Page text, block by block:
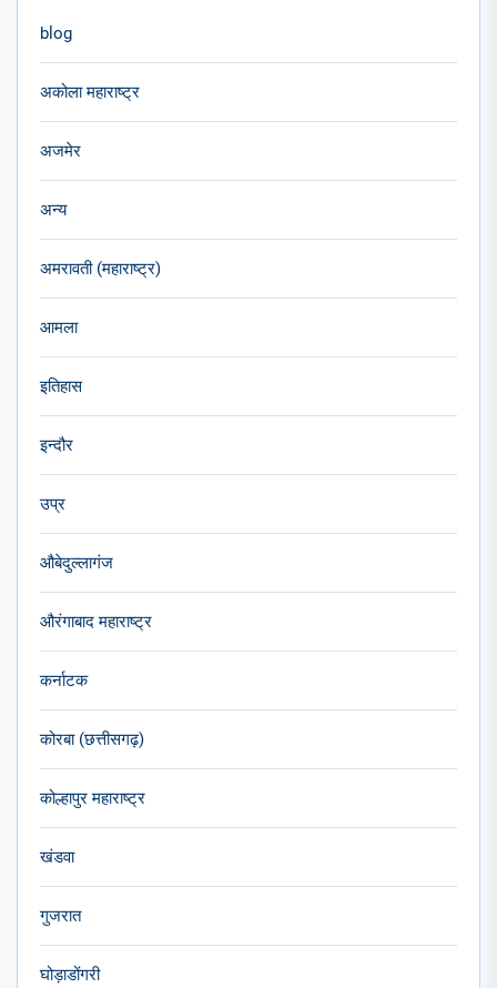
blog
अकोला महाराष्ट्र
अजमेर
अन्य
अमरावती (महाराष्ट्र)
आमला
इतिहास
इन्दौर
उप्र
औबेदुल्लागंज
औरंगाबाद महाराष्ट्र
कर्नाटक
कोरबा (छत्तीसगढ़)
कोल्हापुर महाराष्ट्र
खंडवा
गुजरात
घोड़ाडोंगरी